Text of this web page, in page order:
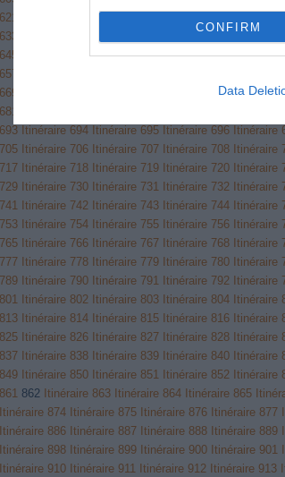
CONFIRM
Data
Itinéraire 623
Itinéraire 647 Itinéraire 648 Itinéraire
Itinéraire 672 Itinéraire
Itinéraire 694 Itinéraire 695 Itinéraire 696 Itinéraire
Itinéraire 706 Itinéraire 707 Itinéraire 708 Itinéraire
Itinéraire 718 Itinéraire 719 Itinéraire 720 Itinéraire
Itinéraire 730 Itinéraire 731 Itinéraire 732 Itinéraire
Itinéraire 742 Itinéraire 743 Itinéraire 744 Itinéraire
Itinéraire 754 Itinéraire 755 Itinéraire 756 Itinéraire
Itinéraire 766 Itinéraire 767 Itinéraire 768 Itinéraire
Itinéraire 778 Itinéraire 779 Itinéraire 780 Itinéraire
Itinéraire 790 Itinéraire 791 Itinéraire 792 Itinéraire
Itinéraire 802 Itinéraire 803 Itinéraire 804 Itinéraire
Itinéraire 814 Itinéraire 815 Itinéraire 816 Itinéraire
Itinéraire 826 Itinéraire 827 Itinéraire 828 Itinéraire
Itinéraire 838 Itinéraire 839 Itinéraire 840 Itinéraire
Itinéraire 850 Itinéraire 851 Itinéraire 852 Itinéraire
862 Itinéraire 863 Itinéraire 864 Itinéraire 865
Itinéraire 874 Itinéraire 875 Itinéraire 876 Itinéraire 877
Itinéraire 886 Itinéraire 887 Itinéraire 888 Itinéraire 889
Itinéraire 898 Itinéraire 899 Itinéraire 900 Itinéraire 901
Itinéraire 910 Itinéraire 911 Itinéraire 912 Itinéraire 913